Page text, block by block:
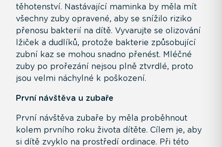
těhotenství. Nastávající maminka by měla mít
všechny zuby opravené, aby se snížilo riziko
přenosu bakterií na dítě. Vyvarujte se olizování
lžiček a dudlíků, protože bakterie způsobující
zubní kaz se mohou snadno přenést. Mléčné
zuby po prořezání nejsou plně ztvrdlé, proto
jsou velmi náchylné k poškození.
První návštěva u zubaře
První návštěva zubaře by měla proběhnout
kolem prvního roku života dítěte. Cílem je, aby
si dítě zvyklo na prostředí ordinace. Při této